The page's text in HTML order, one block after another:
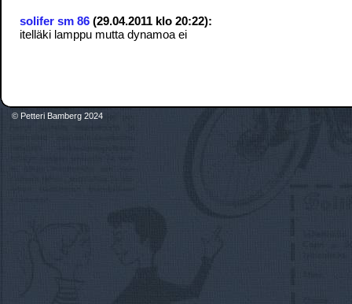
solifer sm 86(29.04.2011 klo 20:22):
itelläki lamppu mutta dynamoa ei
© Petteri Bamberg 2024